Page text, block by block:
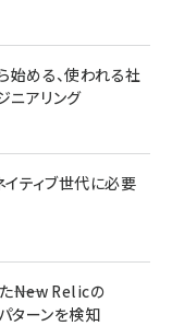
始める、使われる社
ニアリング
ティブ世代に必要
――New Relicの
ターンを検知